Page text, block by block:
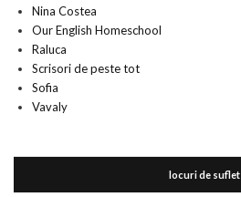
Nina Costea
Our English Homeschool
Raluca
Scrisori de peste tot
Sofia
Vavaly
locuri de suflet